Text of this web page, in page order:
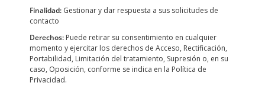
Finalidad: Gestionar y dar respuesta a sus solicitudes de
contacto
Derechos: Puede retirar su consentimiento en cualquier
momento y ejercitar los derechos de Acceso, Rectificación,
Portabilidad, Limitación del tratamiento, Supresión o, en su
caso, Oposición, conforme se indica en la Política de
Privacidad.